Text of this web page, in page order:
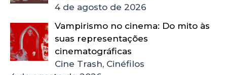
4 de agosto de 2026
Vampirismo no cinema: Do mito às
suas representações
cinematográficas
Cine Trash, Cinéfilos